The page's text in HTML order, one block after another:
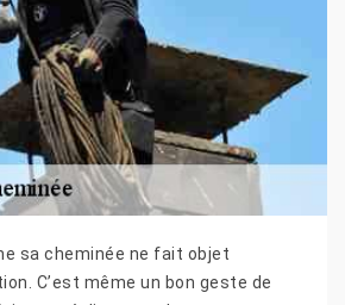
sa cheminée ne fait objet
C’est même un bon geste de